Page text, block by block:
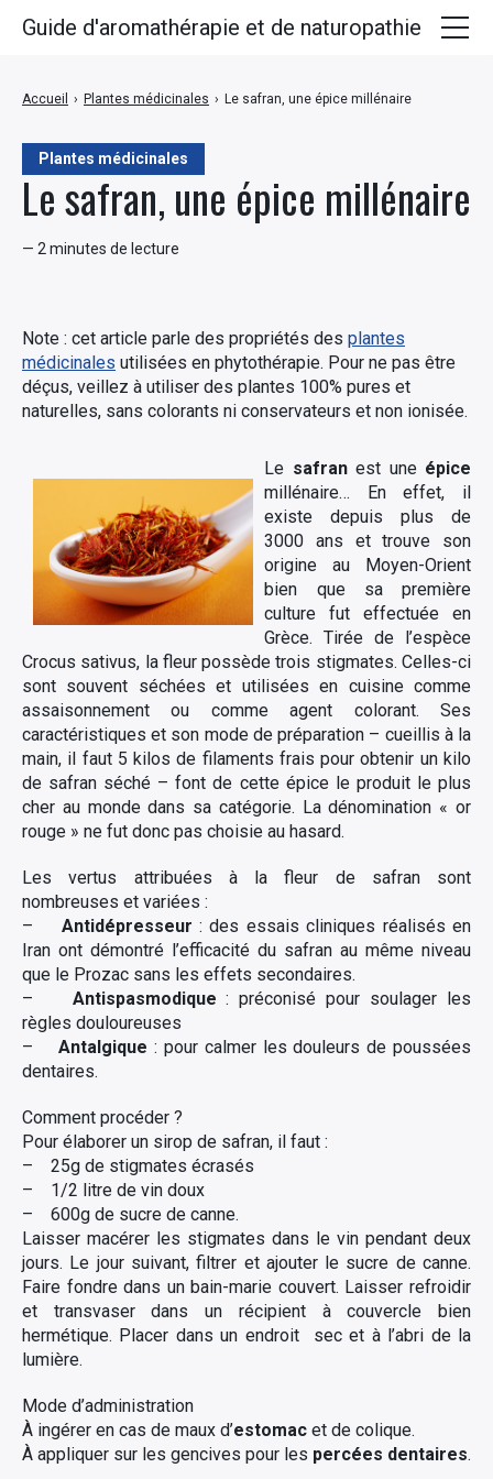
Plantes médicinales
Le safran, une épice millénaire
— 2 minutes de lecture
Accueil › Plantes médicinales › Le safran, une épice millénaire
Note : cet article parle des propriétés des plantes
médicinales utilisées en phytothérapie. Pour ne pas être
déçus, veillez à utiliser des plantes 100% pures et
naturelles, sans colorants ni conservateurs et non ionisée.
Le safranest une épice
millénaire… En effet, il
existe depuis plus de
3000 ans et trouve son
origine au Moyen-Orient
bien que sa première
culture fut effectuée en
Grèce. Tirée de l’espèce
Crocus sativus, la fleur possède trois stigmates. Celles-ci
sont souvent séchées et utilisées en cuisine comme
assaisonnement ou comme agent colorant. Ses
caractéristiques et son mode de préparation – cueillis à la
main, il faut 5 kilos de filaments frais pour obtenir un kilo
de safran séché – font de cette épice le produit le plus
cher au monde dans sa catégorie. La dénomination « or
rouge » ne fut donc pas choisie au hasard.
Les vertus attribuées à la fleur de safran sont
nombreuses et variées :
– Antidépresseur: des essais cliniques réalisés en
Iran ont démontré l’efficacité du safran au même niveau
que le Prozac sans les effets secondaires.
– Antispasmodique: préconisé pour soulager les
règles douloureuses
–Antalgique: pour calmer les douleurs de poussées
dentaires.
Comment procéder ?
Pour élaborer un sirop de safran, il faut :
– 25g de stigmates écrasés
– 1/2 litre de vin doux
– 600g de sucre de canne.
Laisser macérer les stigmates dans le vin pendant deux
jours. Le jour suivant, filtrer et ajouter le sucre de canne.
Faire fondre dans un bain-marie couvert. Laisser refroidir
et transvaser dans un récipient à couvercle bien
hermétique. Placer dans un endroit sec et à l’abri de la
lumière.
Mode d’administration
À ingérer en cas de maux d’estomac et de colique.
À appliquer sur les gencives pour les percées dentaires.
Guide d'aromathérapie et de naturopathie
Huiles végétales
Hydrolats